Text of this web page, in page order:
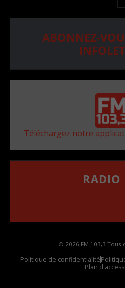
ABONNEZ-
Téléchargez notre
RADIO
© 2026 FM 103,3 Tous
Politique de confidentialité
Plan